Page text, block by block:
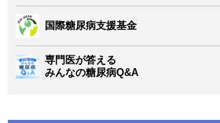
国際糖尿病支援基金
専門医が答える
みんなの糖尿病Q&A